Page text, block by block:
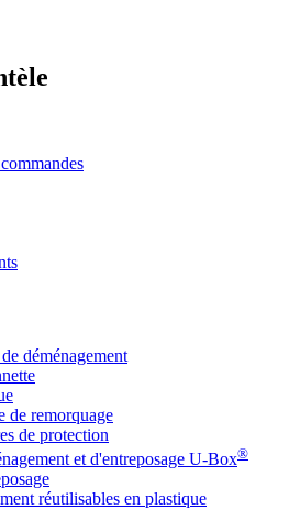
déménagement
de remorquage
de protection
et d'entreposage U-Box®
réutilisables en plastique